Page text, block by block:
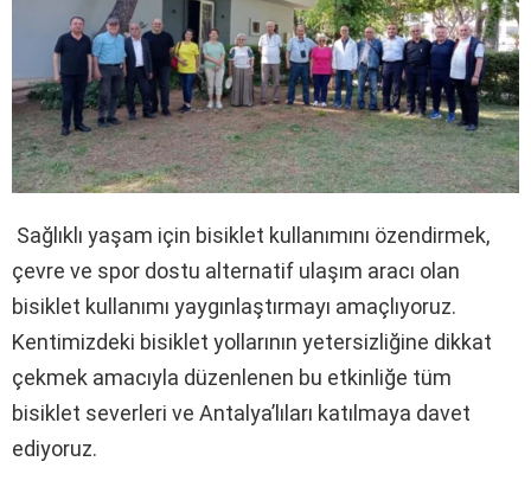
Sağlıklı yaşam için bisiklet kullanımını özendirmek,
çevre ve spor dostu alternatif ulaşım aracı olan
bisiklet kullanımı yaygınlaştırmayı amaçlıyoruz.
Kentimizdeki bisiklet yollarının yetersizliğine dikkat
çekmek amacıyla düzenlenen bu etkinliğe tüm
bisiklet severleri ve Antalya’lıları katılmaya davet
ediyoruz.